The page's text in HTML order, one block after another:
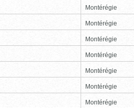
Montérégie
Montérégie
Montérégie
Montérégie
Montérégie
Montérégie
Montérégie